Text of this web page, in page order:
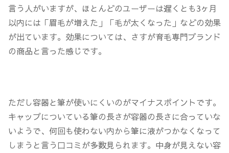
言う人がいますが、 ほとんどのユーザーは遅くとも3ヶ月
以内には「眉毛が増えた」「毛が太くなった」などの効果
が出ています。効果については、さすが育毛専門ブランド
の商品と言った感じです。
ただし容器と筆が使いにくいのがマイナスポイントです。
キャップについている筆の長さが容器の長さに合っていな
いようで、何回も使わない内から筆に液がつかなくなって
しまうと言う口コミが多数見られます。中身が見えない容